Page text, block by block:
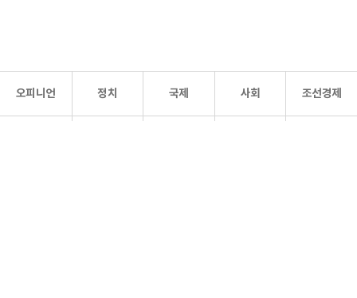
오피니언 정치 국제 사회 조선경제